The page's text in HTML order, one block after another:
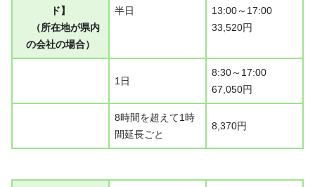
ド】
（所在地が県内
の会社の場合）
半日
13:00～17:00
33,520円
1日
8:30～17:00
67,050円
8時間を超えて1時
間延長ごと
8,370円